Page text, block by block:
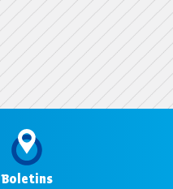
Boletins